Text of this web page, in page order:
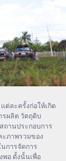
ละครั้งก่อให้เกิด
รผลิต วัตถุดิบ
ถานประกอบการ
ะภาพรวมของ
การจัดการ
พอ ดั้งนั้นเพื่อ